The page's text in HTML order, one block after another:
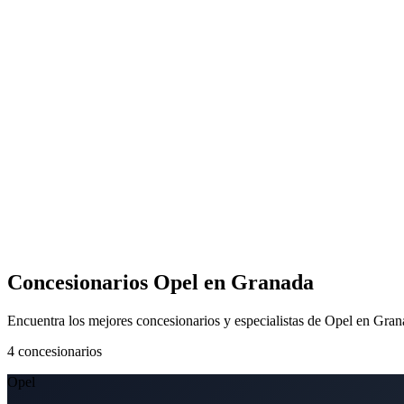
Concesionarios Opel en Granada
Encuentra los mejores concesionarios y especialistas de Opel en
4 concesionarios
Opel